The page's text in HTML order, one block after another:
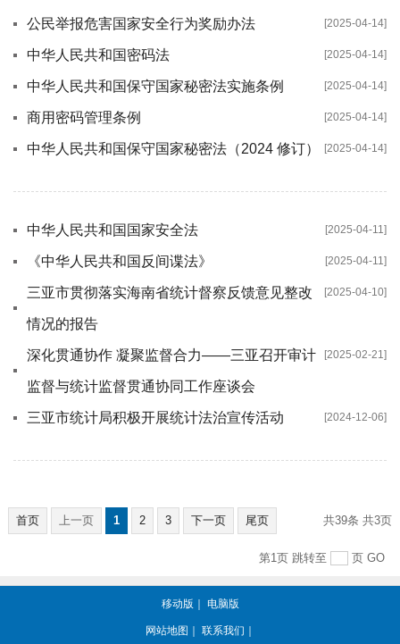
[2025-04-14]
公民举报危害国家安全行为奖励办法
[2025-04-14]
中华人民共和国密码法
[2025-04-14]
中华人民共和国保守国家秘密法实施条例
[2025-04-14]
商用密码管理条例
[2025-04-14]
中华人民共和国保守国家秘密法（2024 修订）
[2025-04-11]
中华人民共和国国家安全法
[2025-04-11]
《中华人民共和国反间谍法》
[2025-04-10]
三亚市贯彻落实海南省统计督察反馈意见整改
情况的报告
[2025-02-21]
深化贯通协作 凝聚监督合力——三亚召开审计
监督与统计监督贯通协同工作座谈会
[2024-12-06]
三亚市统计局积极开展统计法治宣传活动
首页 上一页 1 2 3 下一页 尾页 共3页
共39条
跳转至 页 GO
第1页
移动版 ｜ 电脑版
网站地图 ｜ 联系我们 ｜